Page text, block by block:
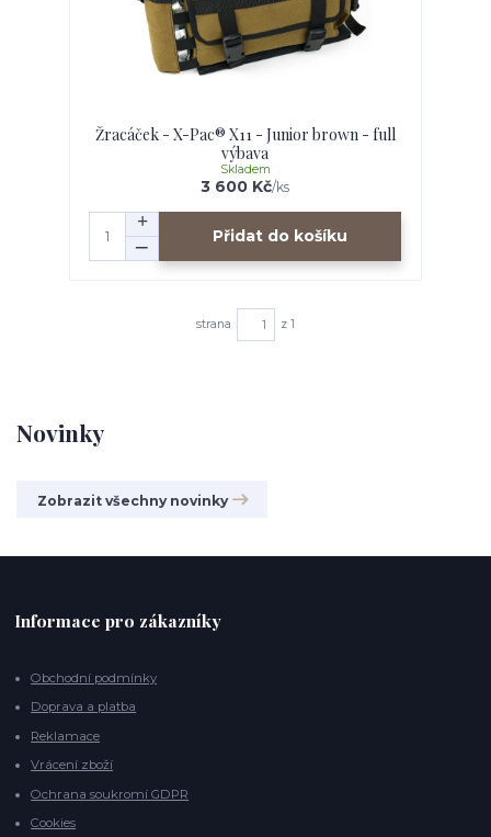
Novinky
Zobrazit všechny novinky
Žracáček - X-Pac® X11 - Junior brown - full
výbava
3 600 Kč/ks
Skladem
Přidat do košíku
strana z 1
Informace pro zákazníky
Obchodní podmínky
Doprava a platba
Reklamace
Vrácení zboží
Ochrana soukromí GDPR
Cookies